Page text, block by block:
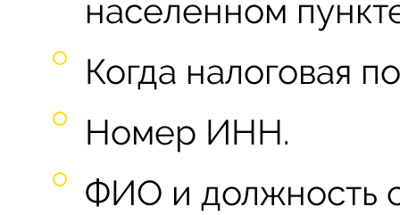
населенном
Когда налоговая
Номер ИНН.
ФИО и должность